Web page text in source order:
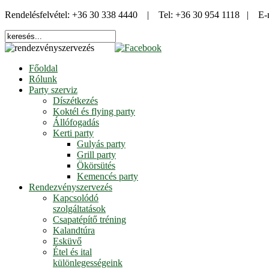
Rendelésfelvétel: +36 30 338 4440 | Tel: +36 30 954 1118 |
Főoldal
Rólunk
Party szerviz
Díszétkezés
Koktél és flying party
Állófogadás
Kerti party
Gulyás party
Grill party
Ökörsütés
Kemencés party
Rendezvényszervezés
Kapcsolódó
szolgáltatások
Csapatépítő tréning
Kalandtúra
Esküvő
Étel és ital
különlegességeink